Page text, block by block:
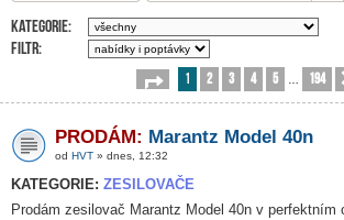
Kategorie:
Filtr:
Stránka 1z 194
1 2 3 4 5 194
PRODÁM: Marantz Model 40n
od HVT » dnes, 12:32
KATEGORIE: ZESILOVAČE
Prodám zesilovač Marantz Model 40n v perfektním